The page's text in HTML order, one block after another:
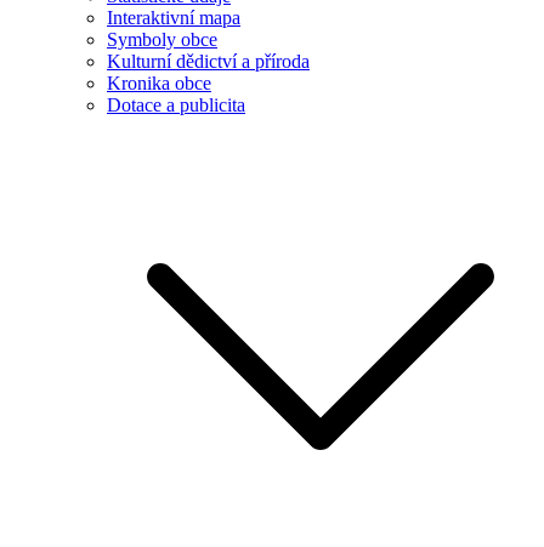
Interaktivní mapa
Symboly obce
Kulturní dědictví a příroda
Kronika obce
Dotace a publicita